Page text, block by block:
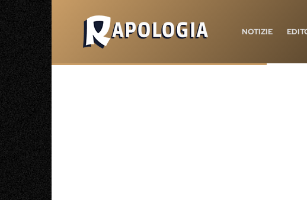
NOTIZIE